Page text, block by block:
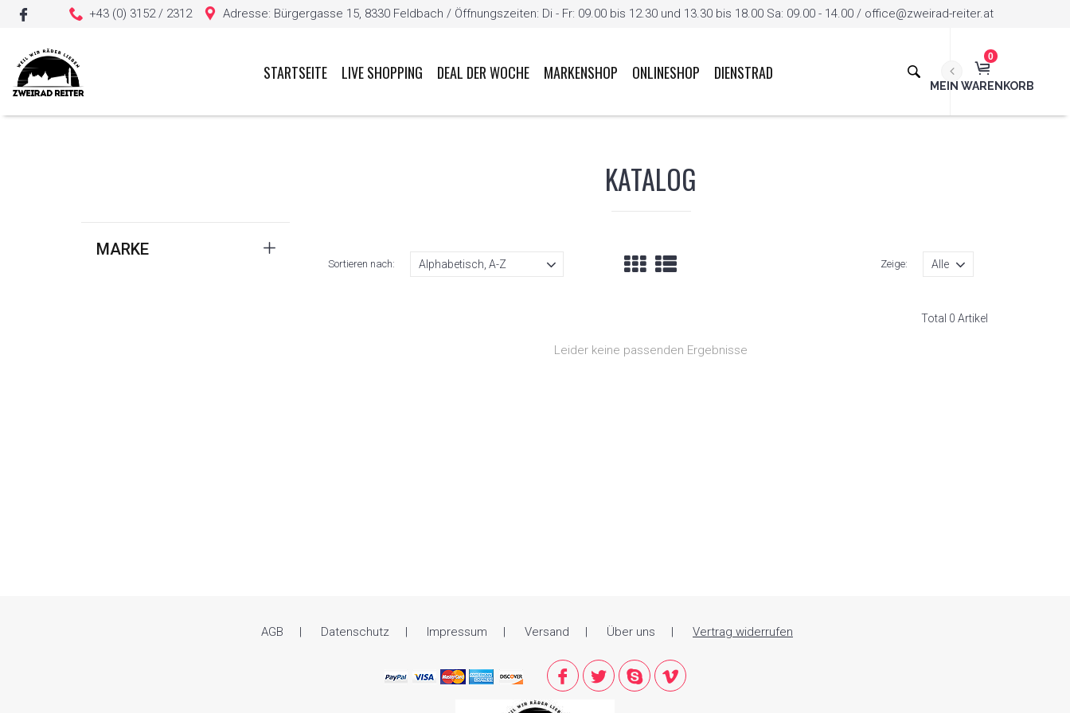
+43 (0) 3152 / 2312 Adresse: Bürgergasse 15, 8330 Feldbach / Öffnungszeiten: Di - Fr: 09.00 bis 12.30 und 13.30 bis 18.00 Sa: 09.00 - 14.00 / office@zweirad-reiter.at
0
MEIN WARENKORB
STARTSEITE LIVE SHOPPING DEAL DER WOCHE MARKENSHOP ONLINESHOP DIENSTRAD
MARKE
KATALOG
Sortieren nach: Zeige:
Total 0 Artikel
Leider keine passenden Ergebnisse
AGB Datenschutz Impressum Versand Über uns Vertrag widerrufen